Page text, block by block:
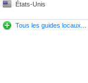
États-Unis
Tous les guides locaux...